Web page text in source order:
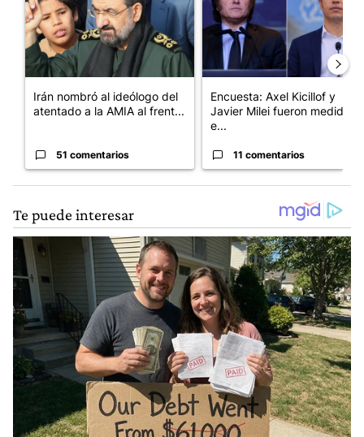
Irán nombró al ideólogo del
atentado a la AMIA al frent...
51 comentarios
Encuesta: Axel Kicillof y
Javier Milei fueron medidos
e...
11 comentarios